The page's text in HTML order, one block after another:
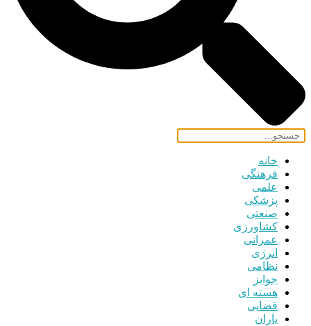
خانه
فرهنگی
علمی
پزشکی
صنعتی
کشاورزی
عمرانی
انرژی
نظامی
جوایز
هسته ای
قضایی
یاران